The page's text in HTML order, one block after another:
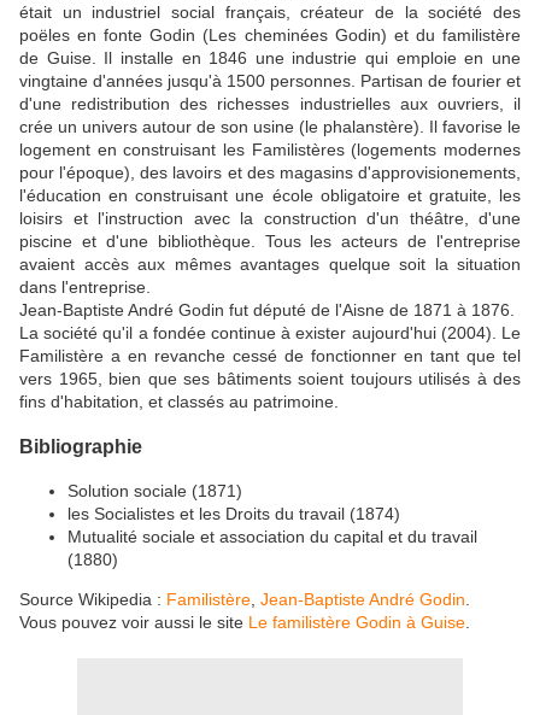
était un industriel social français, créateur de la société des
poëles en fonte Godin (Les cheminées Godin) et du familistère
de Guise. Il installe en 1846 une industrie qui emploie en une
vingtaine d'années jusqu'à 1500 personnes. Partisan de fourier et
d'une redistribution des richesses industrielles aux ouvriers, il
crée un univers autour de son usine (le phalanstère). Il favorise le
logement en construisant les Familistères (logements modernes
pour l'époque), des lavoirs et des magasins d'approvisionements,
l'éducation en construisant une école obligatoire et gratuite, les
loisirs et l'instruction avec la construction d'un théâtre, d'une
piscine et d'une bibliothèque. Tous les acteurs de l'entreprise
avaient accès aux mêmes avantages quelque soit la situation
dans l'entreprise.
Jean-Baptiste André Godin fut député de l'Aisne de 1871 à 1876.
La société qu'il a fondée continue à exister aujourd'hui (2004). Le
Familistère a en revanche cessé de fonctionner en tant que tel
vers 1965, bien que ses bâtiments soient toujours utilisés à des
fins d'habitation, et classés au patrimoine.
Bibliographie
Solution sociale (1871)
les Socialistes et les Droits du travail (1874)
Mutualité sociale et association du capital et du travail
(1880)
Source Wikipedia : Familistère Jean-Baptiste André Godin
Vous pouvez voir aussi le site Le familistère Godin à Guise